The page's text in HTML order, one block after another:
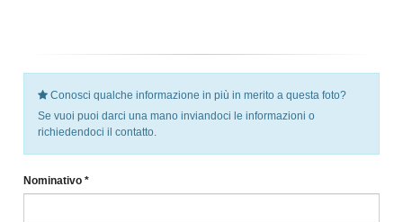
Conosci qualche informazione in più in merito a questa foto?
Se vuoi puoi darci una mano inviandoci le informazioni o
richiedendoci il contatto.
Nominativo *